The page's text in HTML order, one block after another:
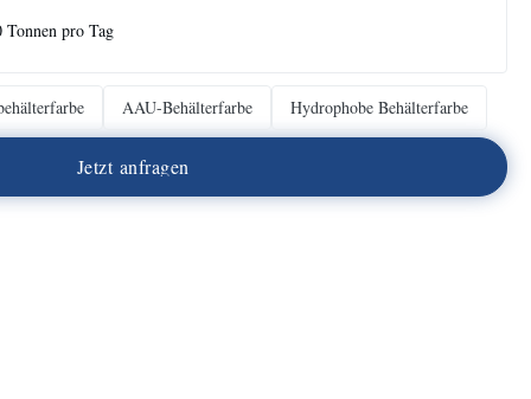
Tonnen pro Tag
AAU-Behälterfarbe Hydrophobe Behälterfarbe
Jetzt anfragen